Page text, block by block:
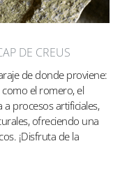
DE CREUS
de donde proviene:
el romero, el
a procesos artificiales,
ofreciendo una
¡Disfruta de la